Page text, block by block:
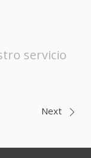
servicio
Next